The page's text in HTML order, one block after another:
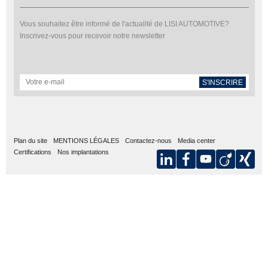
Vous souhaitez être informé de l'actualité de LISI AUTOMOTIVE?
Inscrivez-vous pour recevoir notre newsletter
S'INSCRIRE
Plan du site MENTIONS LÉGALES Contactez-nous
Media center
Certifications
Nos implantations